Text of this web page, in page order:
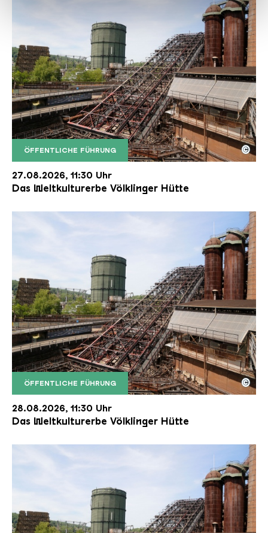
ÖFFENTLICHE FÜHRUNG
Der Erzschrägaufzug der Völklinger Hütte mit
Copyright: Weltkulturerbe Völklinger Hütte | Karl
©
27.08.2026, 11:30 Uhr
Das Weltkulturerbe Völklinger Hütte
ÖFFENTLICHE FÜHRUNG
Der Erzschrägaufzug der Völklinger Hütte mit
Copyright: Weltkulturerbe Völklinger Hütte | Karl
©
28.08.2026, 11:30 Uhr
Das Weltkulturerbe Völklinger Hütte